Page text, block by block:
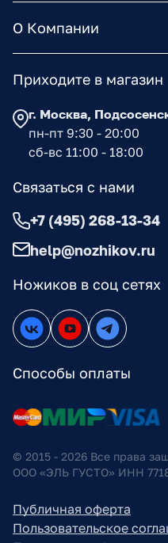
О Компании
Ножиков в соц сетях
Способы оплаты
Приходите в магазин
г. Москва,
пн-пт 9:30 - 20:00
сб-вс 11:00 - 18:00
Связаться с нами
+7 (495) 268-13-34
help@nozhikov.ru
© 2015 - 2026 Все права
ООО «ЭЛЬ ГУСТО» ИНН
Публичная оферта
Пользовательское